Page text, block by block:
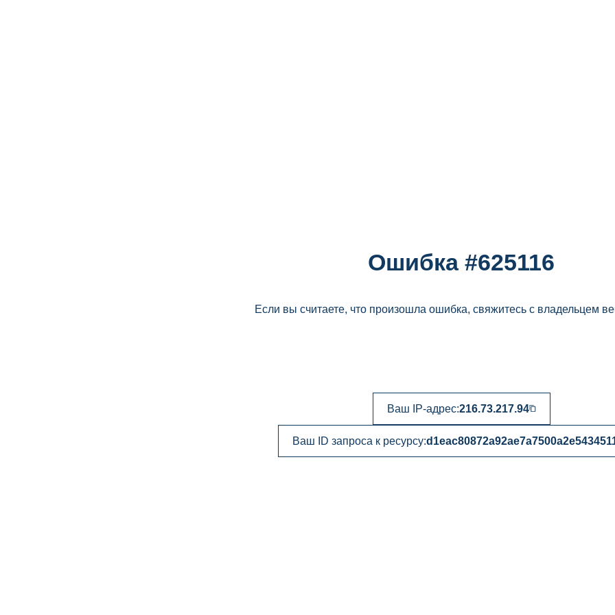
Ошибка #625116
Если вы считаете, что произошла ошибка, свяжитесь с владельцем
Ваш IP-адрес:216.73.217.94
Ваш ID запроса к ресурсу: